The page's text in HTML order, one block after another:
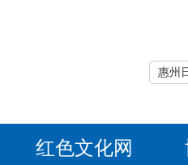
惠州
红色文化网